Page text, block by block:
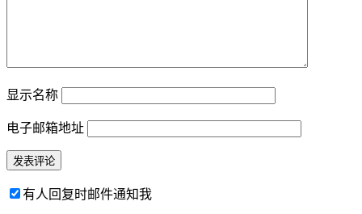
显示名称
电子邮箱地址
有人回复时邮件通知我